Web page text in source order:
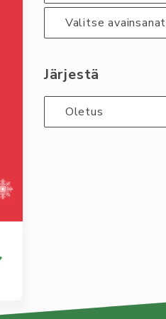
Valitse avainsanat
Järjestä
Oletus